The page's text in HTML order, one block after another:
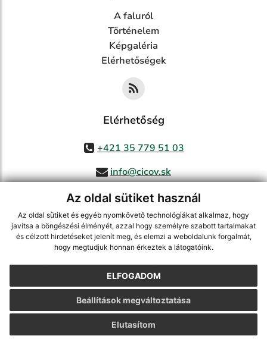
Az oldal sütiket használ
Az oldal sütiket és egyéb nyomkövető technológiákat alkalmaz, hogy
javítsa a böngészési élményét, azzal hogy személyre szabott tartalmakat
és célzott hirdetéseket jelenít meg, és elemzi a weboldalunk forgalmát,
hogy megtudjuk honnan érkeztek a látogatóink.
ELFOGADOM
Elutasítom
Beállítások megváltoztatása
A faluról
Történelem
Képgaléria
Elérhetőségek
Elérhetőség
+421 35 779 51 03
info@cicov.sk
használja ki a legfrissebb információk követését az RSS funkcióval,
ECHELON 2 CMS rendszer (tartalomkezelő rendszer),Honlaptérkép
Internetes portál, webhosting,webex.digital, s.r.o.,Domain-ek
A legutolsó frissítés időpontja:03.08.2026
Nyomtatás|Hozzáférési nyilatkozat